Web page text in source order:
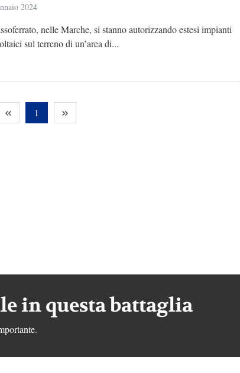
2024
nelle Marche, si stanno autorizzando estesi impianti
sul terreno di un’area di...
1
in questa battaglia